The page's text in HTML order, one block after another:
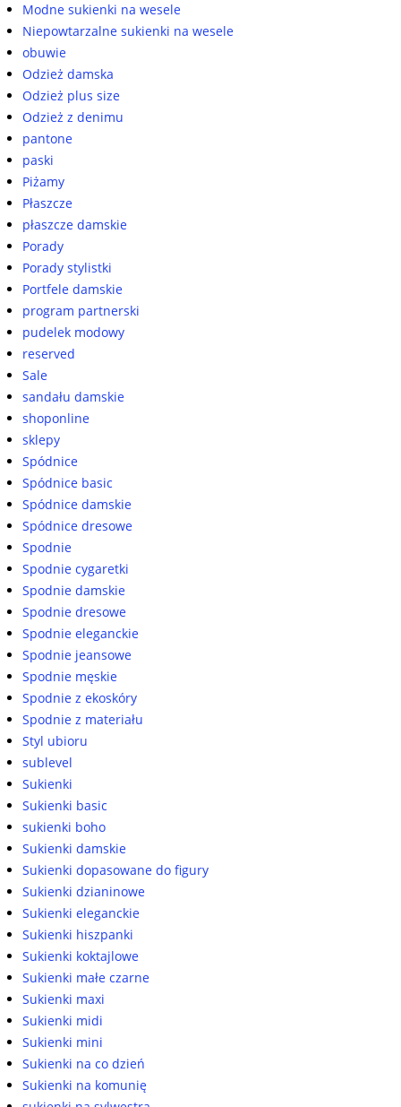
Modne sukienki na wesele
Niepowtarzalne sukienki na wesele
obuwie
Odzież damska
Odzież plus size
Odzież z denimu
pantone
paski
Piżamy
Płaszcze
płaszcze damskie
Porady
Porady stylistki
Portfele damskie
program partnerski
pudelek modowy
reserved
Sale
sandału damskie
shoponline
sklepy
Spódnice
Spódnice basic
Spódnice damskie
Spódnice dresowe
Spodnie
Spodnie cygaretki
Spodnie damskie
Spodnie dresowe
Spodnie eleganckie
Spodnie jeansowe
Spodnie męskie
Spodnie z ekoskóry
Spodnie z materiału
Styl ubioru
sublevel
Sukienki
Sukienki basic
sukienki boho
Sukienki damskie
Sukienki dopasowane do figury
Sukienki dzianinowe
Sukienki eleganckie
Sukienki hiszpanki
Sukienki koktajlowe
Sukienki małe czarne
Sukienki maxi
Sukienki midi
Sukienki mini
Sukienki na co dzień
Sukienki na komunię